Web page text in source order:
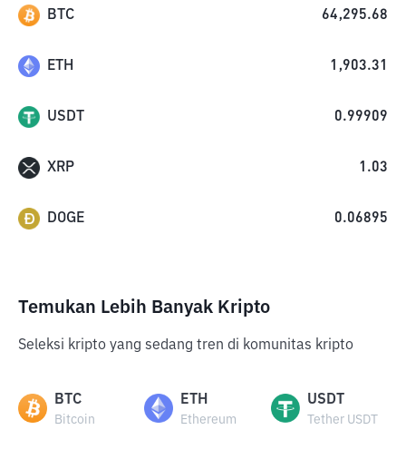
BTC 64,295.68
ETH 1,903.31
USDT 0.99909
XRP 1.03
DOGE 0.06895
Temukan Lebih Banyak Kripto
Seleksi kripto yang sedang tren di komunitas kripto
BTC
Bitcoin
ETH
Ethereum
USDT
Tether USDT